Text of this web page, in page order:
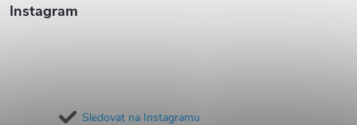
Instagram
Sledovat na Instagramu